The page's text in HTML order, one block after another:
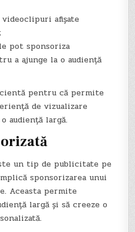
videoclipuri afișate
pot sponsoriza
a ajunge la o audiență
pentru că permite
de vizualizare
audiență largă.
un tip de publicitate pe
sponsorizarea unui
Aceasta permite
largă și să creeze o